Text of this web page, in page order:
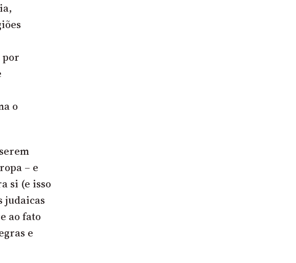
por
o
– e
si (e isso
judaicas
ao fato
e